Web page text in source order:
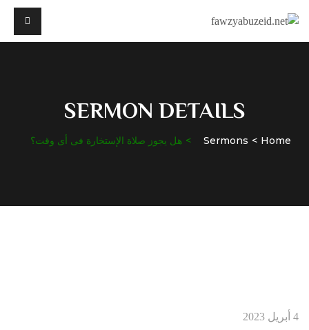
SERMON DETAILS
Home
Sermons هل يجوز صلاة الإستخارة فى أى وقت؟
4 أبريل 2023